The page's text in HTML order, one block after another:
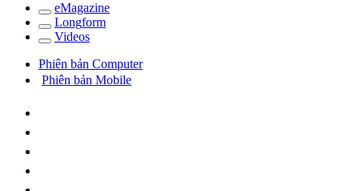
eMagazine
Longform
Videos
Phiên bản Computer
Phiên bản Mobile